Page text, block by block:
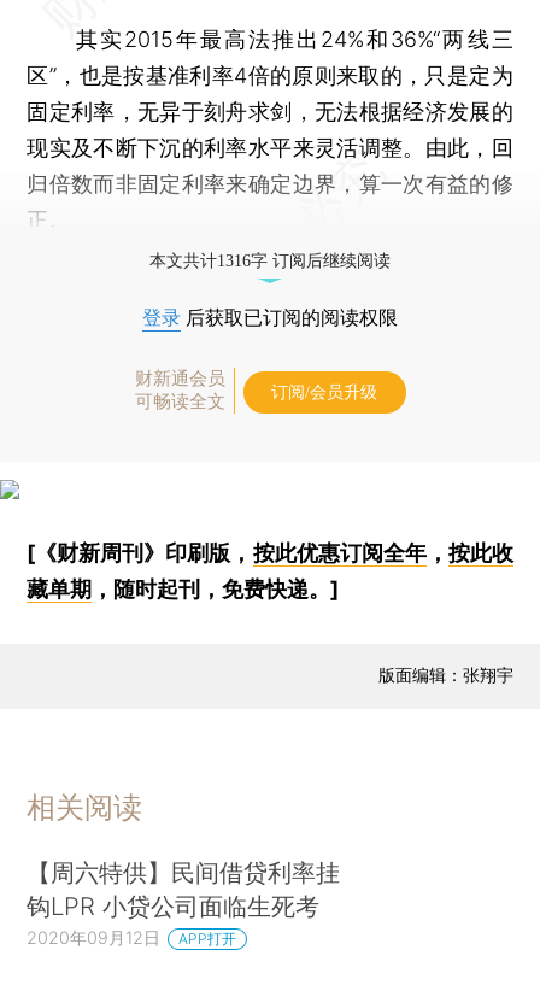
其实2015年最高法推出24%和36%“两线三
区”，也是按基准利率4倍的原则来取的，只是定为
固定利率，无异于刻舟求剑，无法根据经济发展的
现实及不断下沉的利率水平来灵活调整。由此，回
归倍数而非固定利率来确定边界，算一次有益的修
正。
本文共计1316字 订阅后继续阅读
登录 后获取已订阅的阅读权限
财新通会员
可畅读全文
订阅/会员升级
[《财新周刊》印刷版， 按此优惠订阅全年， 按此收
藏单期 ，随时起刊，免费快递。]
版面编辑：张翔宇
相关阅读
【周六特供】民间借贷利率挂
钩LPR 小贷公司面临生死考
2020年09月12日 APP打开